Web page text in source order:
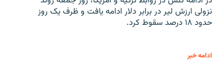
نزولی ارزش لیر در برابر دلار ادامه یافت و ظرف یک روز
حدود ۱۸ درصد سقوط کرد.
ادامه خبر